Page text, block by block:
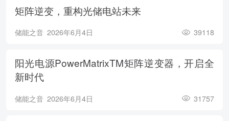
矩阵逆变，重构光储电站未来
储能之音 2026年6月4日 39118
阳光电源PowerMatrixTM矩阵逆变器，开启全
新时代
储能之音 2026年6月4日 31757